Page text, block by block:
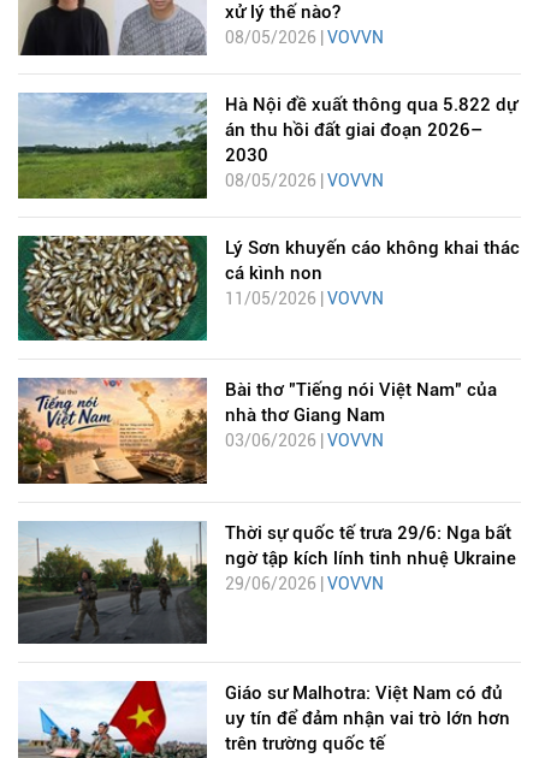
xử lý thế nào?
08/05/2026 | VOVVN
Hà Nội đề xuất thông qua 5.822 dự
án thu hồi đất giai đoạn 2026–
2030
08/05/2026 | VOVVN
Lý Sơn khuyến cáo không khai thác
cá kình non
11/05/2026 |VOVVN
Bài thơ "Tiếng nói Việt Nam" của
nhà thơ Giang Nam
03/06/2026 | VOVVN
Thời sự quốc tế trưa 29/6: Nga bất
ngờ tập kích lính tinh nhuệ Ukraine
29/06/2026 | VOVVN
Giáo sư Malhotra: Việt Nam có đủ
uy tín để đảm nhận vai trò lớn hơn
trên trường quốc tế